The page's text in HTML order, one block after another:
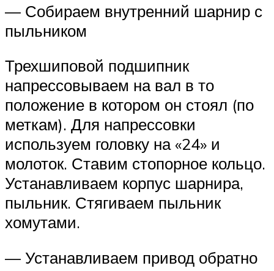
— Собираем внутренний шарнир с
пыльником
Трехшиповой подшипник
напрессовываем на вал в то
положение в котором он стоял (по
меткам). Для напрессовки
используем головку на «24» и
молоток. Ставим стопорное кольцо.
Устанавливаем корпус шарнира,
пыльник. Стягиваем пыльник
хомутами.
— Устанавливаем привод обратно